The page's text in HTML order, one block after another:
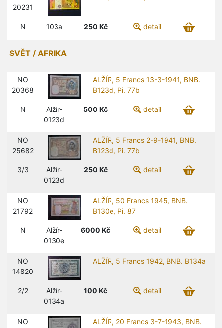
20231
N 103a 250 Kč detail
SVĚT / AFRIKA
NO
20368
ALŽÍR, 5 Francs 13-3-1941, BNB.
B123d, Pi. 77b
N
Alžír-
0123d
500 Kč detail
NO
25682
ALŽÍR, 5 Francs 2-9-1941, BNB.
B123d, Pi. 77b
3/3
Alžír-
0123d
250 Kč detail
NO
21792
ALŽÍR, 50 Francs 1945, BNB.
B130e, Pi. 87
N
Alžír-
0130e
6000 Kč detail
NO
14820
ALŽÍR, 5 Francs 1942, BNB. B134a
2/2
Alžír-
0134a
100 Kč detail
NO
ALŽÍR, 20 Francs 3-7-1943, BNB.